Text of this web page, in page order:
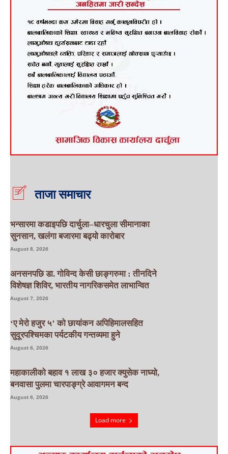
ताजा समाचार
भन्सारमा कडाइपछि दार्चुला–धारचुला सीमानाका
सुनसान, खलंगा बजारमा बढ्यो कारोबार
August 8, 2026
अनसनपछि डा. गोविन्द केसी छाङ्गरुमा : तीनदिने
विशेषज्ञ शिविर, भारतीय नागरिकसमेत लाभान्वित
August 7, 2026
‘ए मेरो हजुर ५’ को छायांकन अपिहिमालसहित
सुदूरपश्चिमका पर्यटकीय गन्तव्यमा हुने
August 6, 2026
महाकालीको बहाव १ लाख ३० हजार क्युसेक नाघ्यो,
बनवासा पुलमा चारपाङ्ग्रे आवागमन बन्द
August 6, 2026
Load more